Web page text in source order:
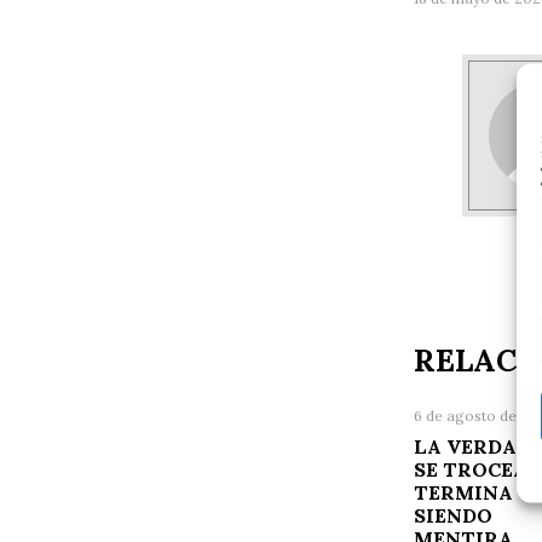
6 de agosto de
LA VERDAD
SE TROCEA,
TERMINA
SIENDO